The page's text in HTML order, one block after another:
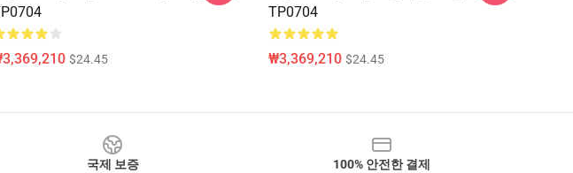
$24.45
TP0704
₩3,369,210 $24.45
국제 보증 100% 안전한 결제